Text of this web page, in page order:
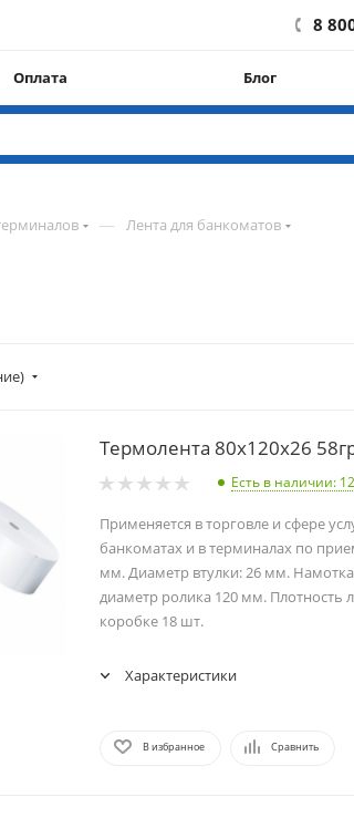
8
Оплата Блог
— Лента для банкоматов
Термолента 80х120х26
Есть в наличии:
Применяется в торговле и сфере
банкоматах и в терминалах по
мм. Диаметр втулки: 26 мм.
диаметр ролика 120 мм. Плотность
коробке 18 шт.
Характеристики
В избранное Сравнить